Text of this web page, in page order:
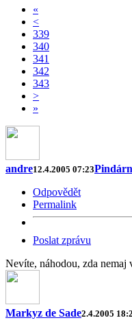
«
<
339
340
341
342
343
>
»
andre12.4.2005 07:23
Odpovědět
Permalink
Poslat zprávu
Nevíte, náhodou, zda
Markyz de Sade2.4.2005